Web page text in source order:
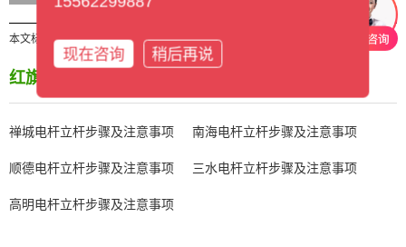
本文标签：
红旗资讯
禅城电杆立杆步骤及注意事项
南海电杆立杆步骤及注意事项
顺德电杆立杆步骤及注意事项
三水电杆立杆步骤及注意事项
高明电杆立杆步骤及注意事项
现在咨询 稍后再说